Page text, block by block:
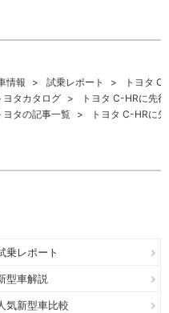
情報 試乗レポート
トヨタ
ヨタカタログ
トヨタ C-HRに先
ヨタの記事一覧 トヨタ C-HRに
乗レポート
型車解説
気新型車比較